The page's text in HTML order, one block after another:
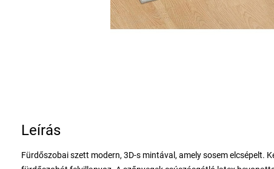
Leírás
Fürdőszobai szett modern, 3D-s mintával, amely sosem elcsépelt.